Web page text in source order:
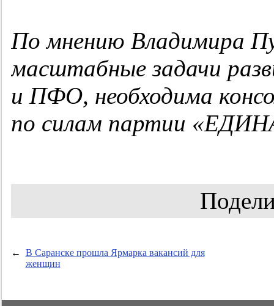
По мнению Владимира
масштабные задачи
и ПФО, необходима
по силам партии
←
В Саранске прошла Ярмарка вакансий для
женщин